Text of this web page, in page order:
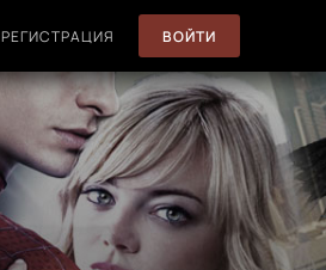
РЕГИСТРАЦИЯ ВОЙТИ